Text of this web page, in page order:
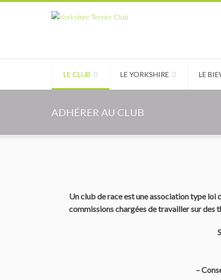
LE CLUB LE YORKSHIRE LE
ADHÉRER AU CLUB
Un club de race est une association type loi
commissions chargées de travailler sur des
–